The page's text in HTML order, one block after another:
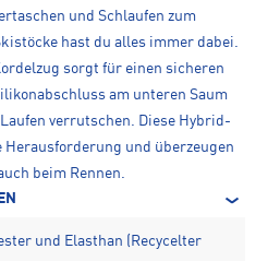
und Schlaufen zum
hast du alles immer dabei.
sorgt für einen sicheren
am unteren Saum
verrutschen. Diese Hybrid-
und überzeugen
beim Rennen.
und Elasthan (Recycelter